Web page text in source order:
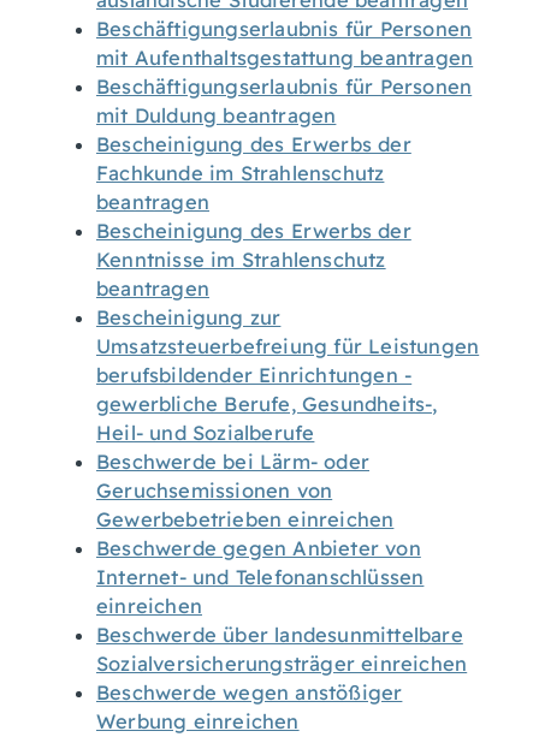
Beschäftigungserlaubnis für Personen
mit Aufenthaltsgestattung beantragen
Beschäftigungserlaubnis für Personen
mit Duldung beantragen
Bescheinigung des Erwerbs der
Fachkunde im Strahlenschutz
beantragen
Bescheinigung des Erwerbs der
Kenntnisse im Strahlenschutz
beantragen
Bescheinigung zur
Umsatzsteuerbefreiung für Leistungen
berufsbildender Einrichtungen -
gewerbliche Berufe, Gesundheits-,
Heil- und Sozialberufe
Beschwerde bei Lärm- oder
Geruchsemissionen von
Gewerbebetrieben einreichen
Beschwerde gegen Anbieter von
Internet- und Telefonanschlüssen
einreichen
Beschwerde über landesunmittelbare
Sozialversicherungsträger einreichen
Beschwerde wegen anstößiger
Werbung einreichen